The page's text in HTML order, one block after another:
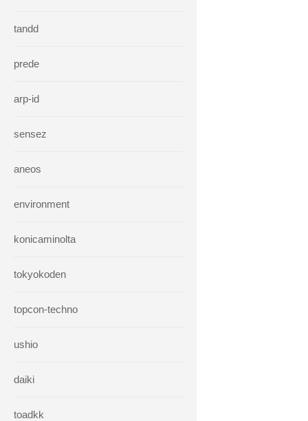
tandd
prede
arp-id
sensez
aneos
environment
konicaminolta
tokyokoden
topcon-techno
ushio
daiki
toadkk